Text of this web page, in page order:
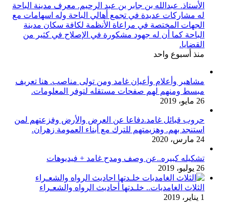
الأستاذ. عبدالله بن جابر بن عبد الرحيم. معرف مدينة الباحة
له مشاركات عديدة في تجمع أهالي الباحة وله اسهامات مع
الجهات المختصة في مراعاة الأنظمة لكافة سكان مدينة
الباحة كما أن له جهود مشكورة في الإصلاح في كثير من
القضايا.
منذ أسبوع واحد
مشاهير وأعلام وأعيان غامد ومن تولى مناصب. هنا تعريف
مبسط ومنهم لهم صفحات مستقله لتوفر المعلومات.
26 مايو، 2019
حروب قبائل غامد.دفاعا عن العرض والأرض وفزعتهم لمن
استنجد بهم. وهزيمتهم للترك مع أبناء العمومة زهران.
24 مارس، 2020
تشكيله كبيره..عن وصف ومدح غامد + فيديوهات
26 يوليو، 2019
الثلاث الغامديات.. خلـدتها أحاديث الرواه والشعـراء
1 يناير، 2019